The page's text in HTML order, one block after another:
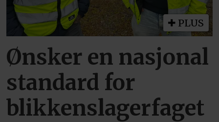
PLUS
Ønsker en nasjonal
standard for
blikkenslagerfaget